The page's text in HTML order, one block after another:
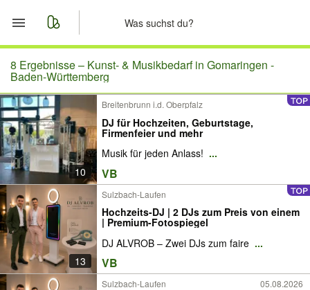
Start
Merkliste
Nachrichten
Anzeige aufgeben
8 Ergebnisse – Kunst- & Musikbedarf in Gomaringen -
Baden-Württemberg
10
Breitenbrunn i.d. Oberpfalz
DJ für Hochzeiten, Geburtstage,
Firmenfeier und mehr
Musik für jeden Anlass! ...
VB
13
Sulzbach-Laufen
Hochzeits-DJ | 2 DJs zum Preis von einem
| Premium-Fotospiegel
DJ ALVROB – Zwei DJs zum faire ...
VB
Sulzbach-Laufen 05.08.2026